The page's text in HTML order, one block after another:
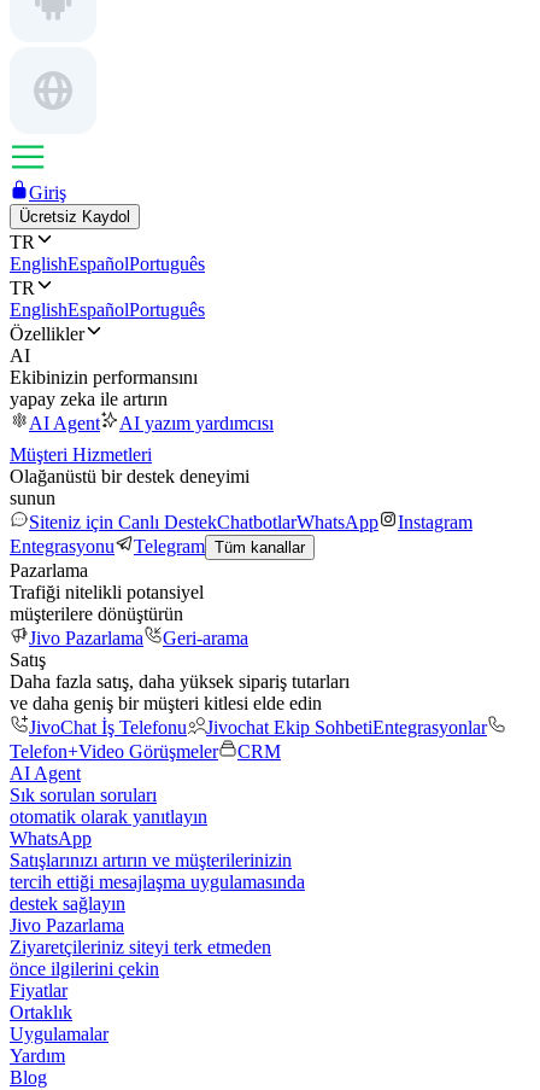
Giriş
Ücretsiz Kaydol
TR
EnglishEspañolPortuguês
TR
EnglishEspañolPortuguês
Özellikler
AI
Ekibinizin performansını
yapay zeka ile artırın
AI Agent
AI yazım yardımcısı
Müşteri Hizmetleri
Olağanüstü bir destek deneyimi
sunun
Siteniz için Canlı DestekChatbotlarWhatsApp
Instagram
Entegrasyonu
Telegram Tüm kanallar
Pazarlama
Trafiği nitelikli potansiyel
müşterilere dönüştürün
Jivo Pazarlama
Geri-arama
Satış
Daha fazla satış, daha yüksek sipariş tutarları
ve daha geniş bir müşteri kitlesi elde edin
JivoChat İş Telefonu
Jivochat Ekip SohbetiEntegrasyonlar
Telefon+Video Görüşmeler
CRM
AI Agent
Sık sorulan soruları
otomatik olarak yanıtlayın
WhatsApp
Satışlarınızı artırın ve müşterilerinizin
tercih ettiği mesajlaşma uygulamasında
destek sağlayın
Jivo Pazarlama
Ziyaretçileriniz siteyi terk etmeden
önce ilgilerini çekin
Fiyatlar
Ortaklık
Uygulamalar
Yardım
Blog